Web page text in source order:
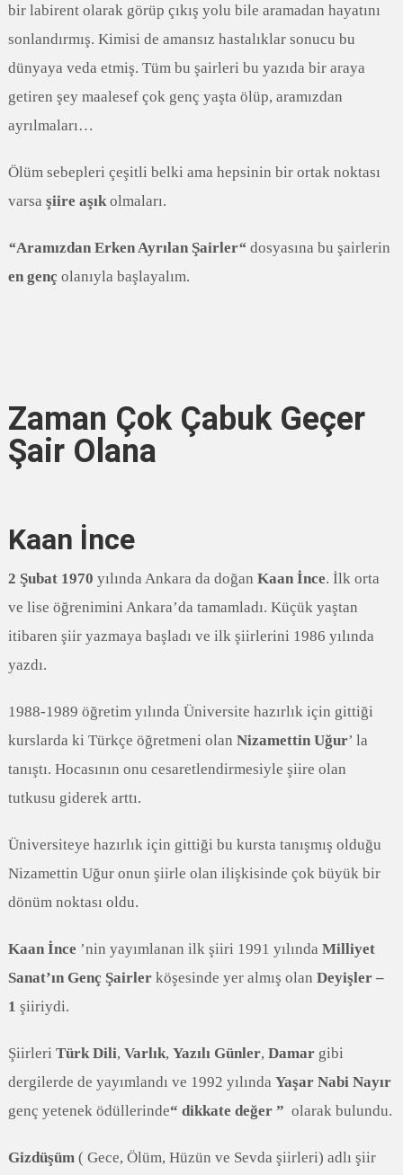
bir labirent olarak görüp çıkış yolu bile aramadan hayatını
sonlandırmış. Kimisi de amansız hastalıklar sonucu bu
dünyaya veda etmiş. Tüm bu şairleri bu yazıda bir araya
getiren şey maalesef çok genç yaşta ölüp, aramızdan
ayrılmaları…
Ölüm sebepleri çeşitli belki ama hepsinin bir ortak noktası
varsa şiire aşıkolmaları.
“Aramızdan Erken Ayrılan Şairler“dosyasına bu şairlerin
en genç olanıyla başlayalım.
Zaman Çok Çabuk Geçer
Şair Olana
Kaan İnce
2 Şubat 1970 yılında Ankara da doğan Kaan İnce. İlk orta
ve lise öğrenimini Ankara’da tamamladı. Küçük yaştan
itibaren şiir yazmaya başladı ve ilk şiirlerini 1986 yılında
yazdı.
1988-1989 öğretim yılında Üniversite hazırlık için gittiği
kurslarda ki Türkçe öğretmeni olan Nizamettin Uğur’ la
tanıştı. Hocasının onu cesaretlendirmesiyle şiire olan
tutkusu giderek arttı.
Üniversiteye hazırlık için gittiği bu kursta tanışmış olduğu
Nizamettin Uğur onun şiirle olan ilişkisinde çok büyük bir
dönüm noktası oldu.
Kaan İnce ’nin yayımlanan ilk şiiri 1991 yılında Milliyet
Sanat’ın Genç Şairlerköşesinde yer almış olan Deyişler –
1 şiiriydi.
Şiirleri Türk Dili, Varlık, Yazılı Günler, Damargibi
dergilerde de yayımlandı ve 1992 yılında Yaşar Nabi Nayır
genç yetenek ödüllerinde“ dikkate değer ” olarak bulundu.
Gizdüşüm ( Gece, Ölüm, Hüzün ve Sevda şiirleri) adlı şiir